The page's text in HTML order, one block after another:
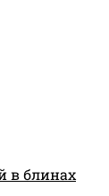
в блинах